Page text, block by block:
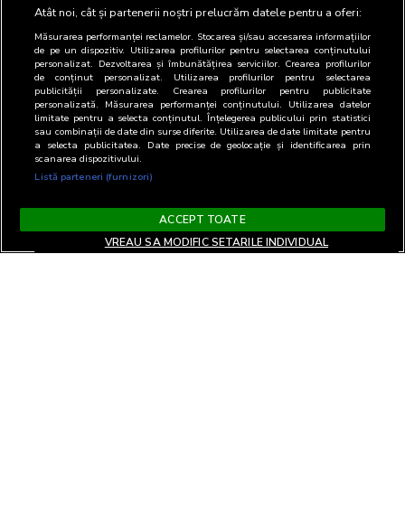
Atât noi, cât și partenerii noștri prelucrăm datele pentru a oferi:
Măsurarea performanței reclamelor. Stocarea și/sau accesarea informațiilor
de pe un dispozitiv. Utilizarea profilurilor pentru selectarea conținutului
personalizat. Dezvoltarea și îmbunătățirea serviciilor. Crearea profilurilor
de conținut personalizat. Utilizarea profilurilor pentru selectarea
publicității personalizate. Crearea profilurilor pentru publicitate
personalizată. Măsurarea performanței conținutului. Utilizarea datelor
limitate pentru a selecta conținutul. Înțelegerea publicului prin statistici
sau combinații de date din surse diferite. Utilizarea de date limitate pentru
a selecta publicitatea. Date precise de geolocație și identificarea prin
scanarea dispozitivului.
Listă parteneri (furnizori)
ACCEPT TOATE
VREAU SA MODIFIC SETARILE INDIVIDUAL